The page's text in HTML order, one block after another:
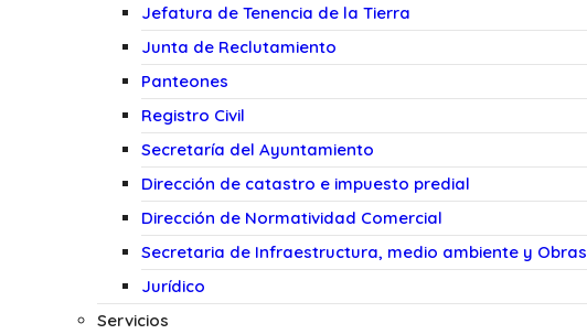
Jefatura de Tenencia de la Tierra
Junta de Reclutamiento
Panteones
Registro Civil
Secretaría del Ayuntamiento
Dirección de catastro e impuesto predial
Dirección de Normatividad Comercial
Secretaria de Infraestructura, medio ambiente y Obras
Jurídico
Servicios